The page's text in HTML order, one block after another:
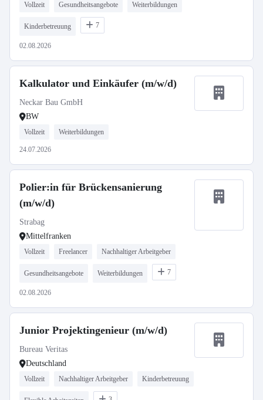
Vollzeit Gesundheitsangebote Weiterbildungen
Kinderbetreuung 7
02.08.2026
Kalkulator und Einkäufer (m/w/d)
Neckar Bau GmbH
BW
Vollzeit Weiterbildungen
24.07.2026
Polier:in für Brückensanierung
(m/w/d)
Strabag
Mittelfranken
Vollzeit Freelancer Nachhaltiger Arbeitgeber
Gesundheitsangebote Weiterbildungen 7
02.08.2026
Junior Projektingenieur (m/w/d)
Bureau Veritas
Deutschland
Vollzeit Nachhaltiger Arbeitgeber Kinderbetreuung